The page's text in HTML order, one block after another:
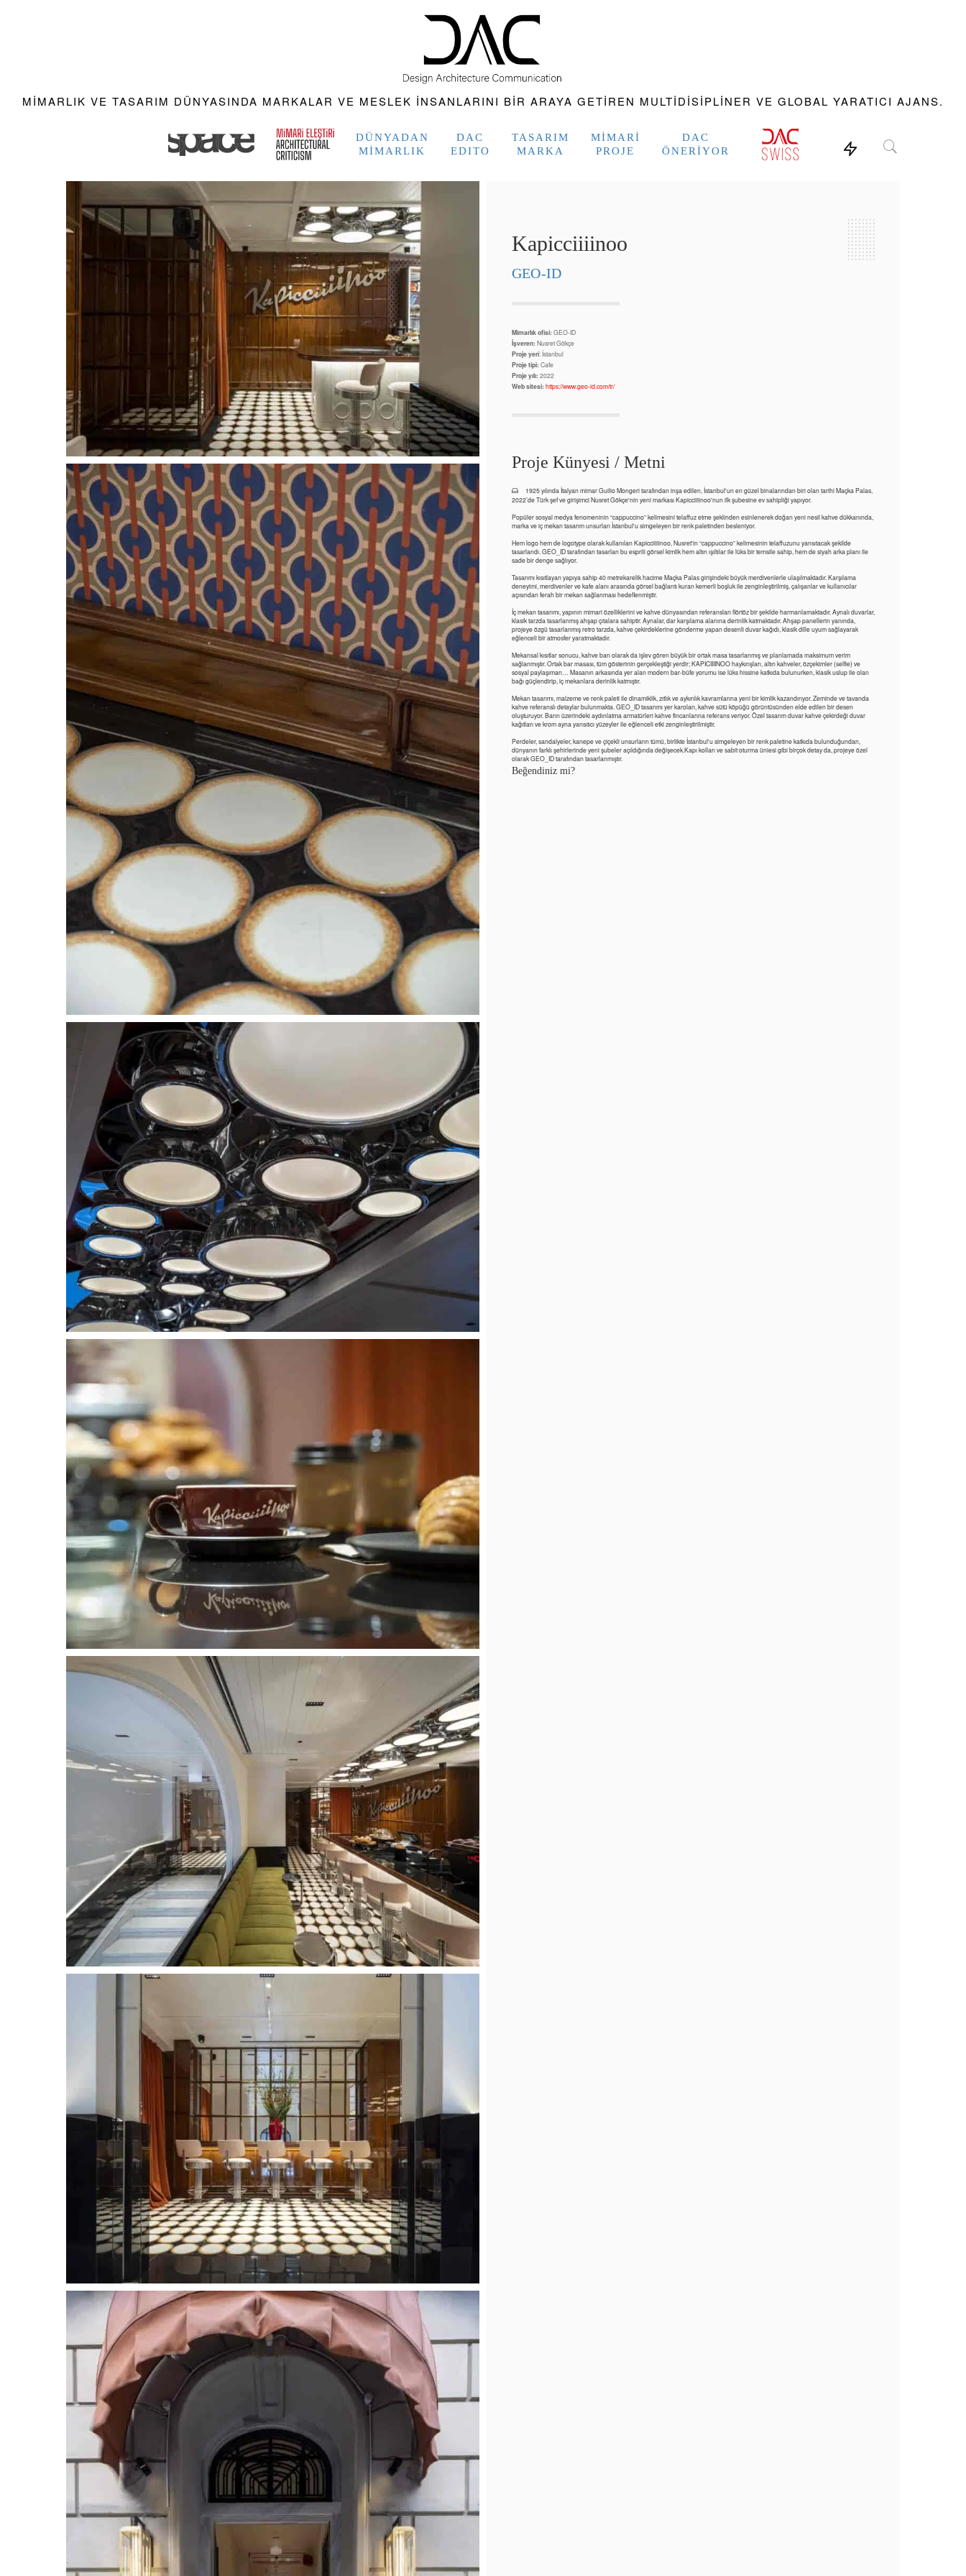
MIMARLIK VE TASARIM DÜNYASINDA MARKALAR VE MESLEK INSANLARINI BIR ARAYA GETIREN MULTIDISIPLINER VE GLOBAL YARATICI AJANS.
DÜNYADAN
MIMARLIK
DAC
EDITO
TASARIM
MARKA
MIMARI
PROJE
DAC
ÖNERIYOR
Kapicciiiinoo
GEO-ID
Mimarlık ofisi: GEO-ID
İşveren: Nusret Gökçe
Proje yeri: İstanbul
Proje tipi: Cafe
Proje yılı: 2022
Web sitesi: https://www.geo-id.com/tr/
Proje Künyesi / Metni
1925 yılında İtalyan mimar Guilio Mongeri tarafından inşa edilen, İstanbul'un en güzel binalarından biri olan tarihi Maçka Palas,
2022’de Türk şef ve girişimci Nusret Gökçe'nin yeni markası Kapicciiiinoo'nun ilk şubesine ev sahipliği yapıyor.
Popüler sosyal medya fenomeninin “cappuccino” kelimesini telaffuz etme şeklinden esinlenerek doğan yeni nesil kahve dükkanında,
marka ve iç mekan tasarım unsurları İstanbul'u simgeleyen bir renk paletinden besleniyor.
Hem logo hem de logotype olarak kullanılan Kapicciiiiinoo, Nusret'in “cappuccino” kelimesinin telaffuzunu yansıtacak şekilde
tasarlandı. GEO_ID tarafından tasarlan bu esprili görsel kimlik hem altın ışıltılar ile lüks bir temsile sahip, hem de siyah arka planı ile
sade bir denge sağlıyor.
Tasarımı kısıtlayan yapıya sahip 40 metrekarelik hacime Maçka Palas girişindeki büyük merdivenlerle ulaşılmaktadır. Karşılama
deneyimi, merdivenler ve kafe alanı arasında görsel bağlantı kuran kemerli boşluk ile zenginleştirilmiş, çalışanlar ve kullanıcılar
açısından ferah bir mekan sağlanması hedeflenmiştir.
İç mekan tasarımı, yapının mimari özelliklerini ve kahve dünyasından referansları flörtöz bir şekilde harmanlamaktadır. Aynalı duvarlar,
klasik tarzda tasarlanmış ahşap çıtalara sahiptir. Aynalar, dar karşılama alanına derinlik katmaktadır. Ahşap panellerin yanında,
projeye özgü tasarlanmış retro tarzda, kahve çekirdeklerine gönderme yapan desenli duvar kağıdı, klasik dille uyum sağlayarak
eğlenceli bir atmosfer yaratmaktadır.
Mekansal kısıtlar sonucu, kahve barı olarak da işlev gören büyük bir ortak masa tasarlanmış ve planlamada maksimum verim
sağlanmıştır. Ortak bar masası, tüm gösterinin gerçekleştiği yerdir; KAPICIIIINOO haykırışları, altın kahveler, özçekimler (selfie) ve
sosyal paylaşımarı… Masanın arkasında yer alan modern bar-büfe yorumu ise lüks hissine katkıda bulunurken, klasik uslup ile olan
bağı güçlendirip, iç mekanlara derinlik katmıştır.
Mekan tasarımı, malzeme ve renk paleti ile dinamiklik, zıtlık ve aykırılık kavramlarına yeni bir kimlik kazandırıyor. Zeminde ve tavanda
kahve referanslı detaylar bulunmakta. GEO_ID tasarımı yer karoları, kahve sütü köpüğü görüntüsünden elde edilen bir desen
oluşturuyor. Barın üzerindeki aydınlatma armatürleri kahve fincanlarına referans veriyor. Özel tasarım duvar kahve çekirdeği duvar
kağıtları ve krom ayna yansıtıcı yüzeyler ile eğlenceli etki zenginleştirilmiştir.
Perdeler, sandalyeler, kanepe ve çiçekli unsurların tümü, birlikte İstanbul'u simgeleyen bir renk paletine katkıda bulunduğundan,
dünyanın farklı şehirlerinde yeni şubeler açıldığında değişecek.Kapı kolları ve sabit oturma üniesi gibi birçok detay da, projeye özel
olarak GEO_ID tarafından tasarlanmıştır.
Beğendiniz mi?